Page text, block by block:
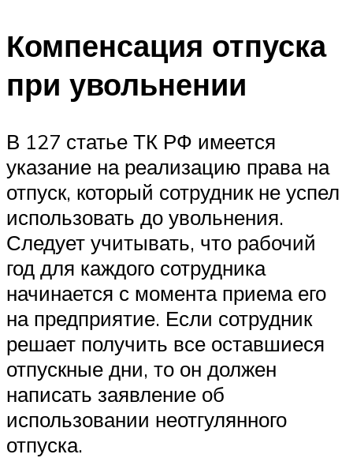
Компенсация отпуска
при увольнении
В 127 статье ТК РФ имеется
указание на реализацию права на
отпуск, который сотрудник не успел
использовать до увольнения.
Следует учитывать, что рабочий
год для каждого сотрудника
начинается с момента приема его
на предприятие. Если сотрудник
решает получить все оставшиеся
отпускные дни, то он должен
написать заявление об
использовании неотгулянного
отпуска.